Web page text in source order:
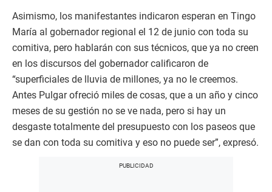
Asimismo, los manifestantes indicaron esperan en Tingo
María al gobernador regional el 12 de junio con toda su
comitiva, pero hablarán con sus técnicos, que ya no creen
en los discursos del gobernador calificaron de
“superficiales de lluvia de millones, ya no le creemos.
Antes Pulgar ofreció miles de cosas, que a un año y cinco
meses de su gestión no se ve nada, pero si hay un
desgaste totalmente del presupuesto con los paseos que
se dan con toda su comitiva y eso no puede ser”, expresó.